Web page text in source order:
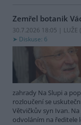
Zemřel botanik
30.7.2026 18:05 | LUŽE (
Diskuse: 6
zahrady Na Slupi a
rozloučení se
Větvičkův syn Ivan.
odvoláním na ředitele